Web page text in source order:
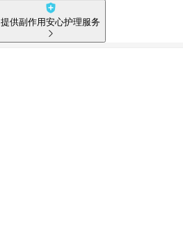
提供副作用安心护理服务